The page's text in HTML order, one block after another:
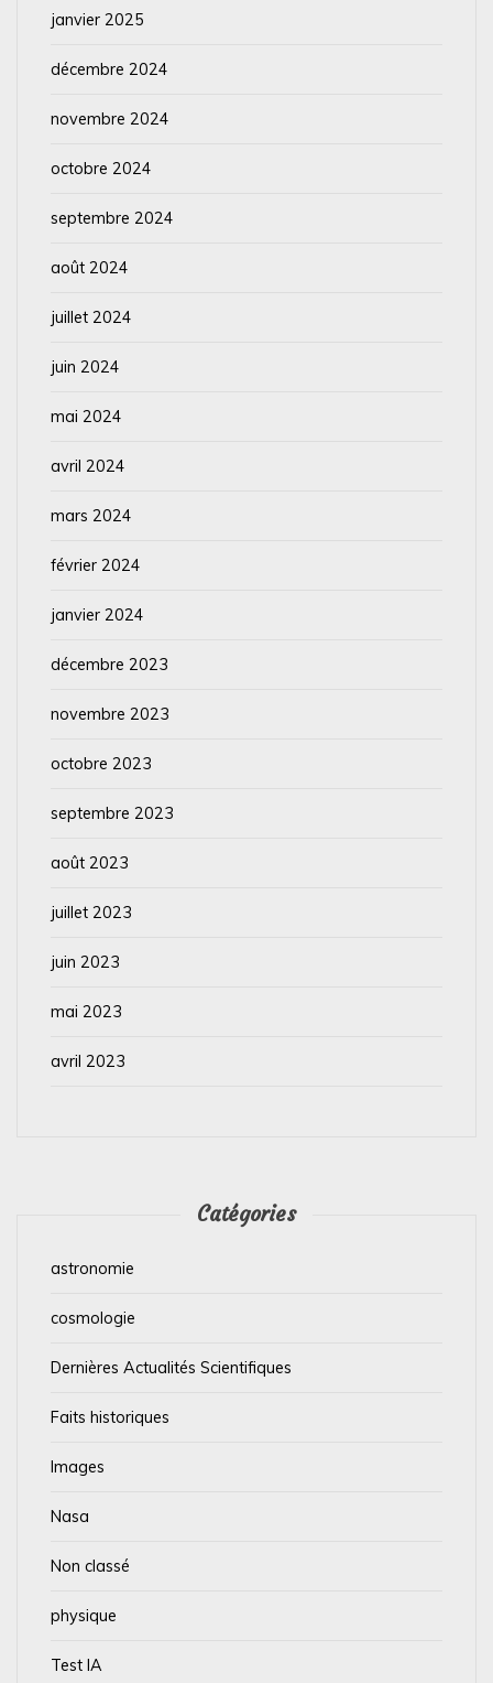
janvier 2025
décembre 2024
novembre 2024
octobre 2024
septembre 2024
août 2024
juillet 2024
juin 2024
mai 2024
avril 2024
mars 2024
février 2024
janvier 2024
décembre 2023
novembre 2023
octobre 2023
septembre 2023
août 2023
juillet 2023
juin 2023
mai 2023
avril 2023
Catégories
astronomie
cosmologie
Dernières Actualités Scientifiques
Faits historiques
Images
Nasa
Non classé
physique
Test IA